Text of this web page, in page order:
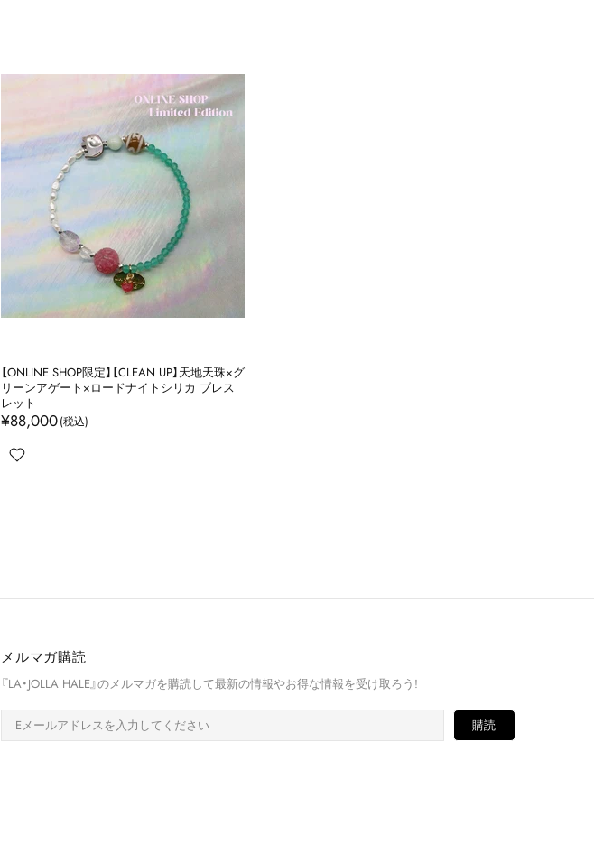
【ONLINE SHOP限定】【CLEAN UP】天地天珠×グ
リーンアゲート×ロードナイトシリカ ブレス
レット
¥88,000
メルマガ購読
『LA・JOLLA HALE』のメルマガを購読して最新の情報やお得な情報を受け取ろう!